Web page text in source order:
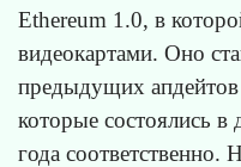
Ethereum 1.0, в
видеокартами. Оно
предыдущих
которые состоялись в
года соответственно.